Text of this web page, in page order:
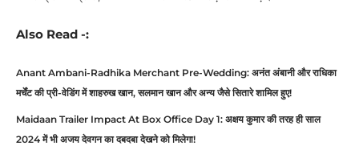
Also Read -:
Anant Ambani-Radhika Merchant Pre-Wedding: अनंत अंबानी और राधिका
मर्चेंट की प्री-वेडिंग में शाहरुख खान, सलमान खान और अन्य जैसे सितारे शामिल हुए!
Maidaan Trailer Impact At Box Office Day 1: अक्षय कुमार की तरह ही साल
2024 में भी अजय देवगन का दबदबा देखने को मिलेगा!